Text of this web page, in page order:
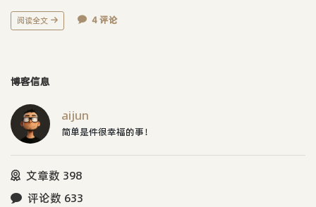
阅读全文 4 评论
博客信息
aijun
简单是件很幸福的事！
文章数 398
评论数 633